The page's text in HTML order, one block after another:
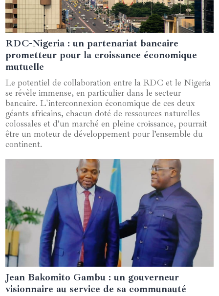
06 octobre 2024
RDC-Nigeria : un partenariat bancaire
prometteur pour la croissance économique
mutuelle
Le potentiel de collaboration entre la RDC et le Nigeria
se révèle immense, en particulier dans le secteur
bancaire. L'interconnexion économique de ces deux
géants africains, chacun doté de ressources naturelles
colossales et d’un marché en pleine croissance, pourrait
être un moteur de développement pour l’ensemble du
continent.
07 juillet 2024
Jean Bakomito Gambu : un gouverneur
visionnaire au service de sa communauté